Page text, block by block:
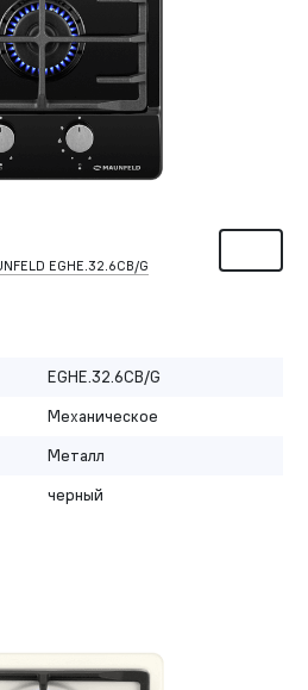
EGHE.32.6CB/G
EGHE.32.6CB/G
Механическое
Металл
черный